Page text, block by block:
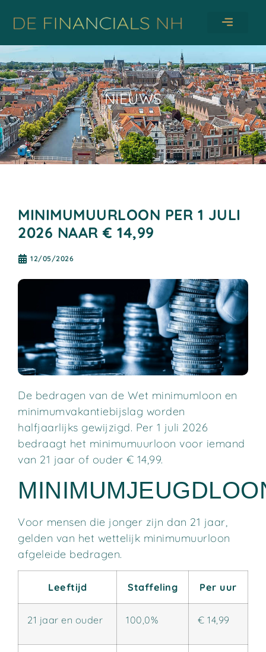
NIEUWS
MINIMUMUURLOON PER 1 JULI
2026 NAAR € 14,99
12/05/2026
De bedragen van de Wet minimumloon en
minimumvakantiebijslag worden
halfjaarlijks gewijzigd. Per 1 juli 2026
bedraagt het minimumuurloon voor iemand
van 21 jaar of ouder € 14,99.
Voor mensen die jonger zijn dan 21 jaar,
gelden van het wettelijk minimumuurloon
afgeleide bedragen.
Leeftijd Staffeling Per uur
21 jaar en ouder 100,0% € 14,99